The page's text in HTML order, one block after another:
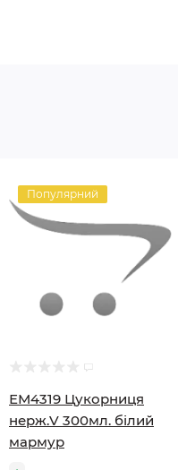
Популярний
ЕМ4319 Цукорниця
нерж.V 300мл. білий
мармур